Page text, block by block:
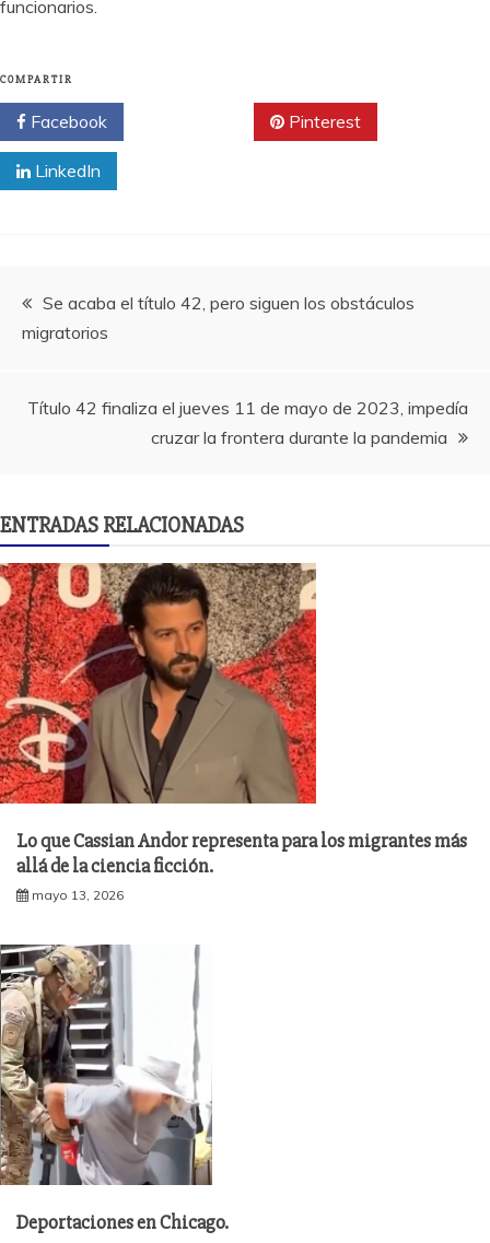
funcionarios.
COMPARTIR
Facebook Pinterest
LinkedIn
Navegación
de
entradas
Se acaba el título 42, pero siguen los obstáculos
migratorios
Título 42 finaliza el jueves 11 de mayo de 2023, impedía
cruzar la frontera durante la pandemia
ENTRADAS RELACIONADAS
Lo que Cassian Andor representa para los migrantes más
allá de la ciencia ficción.
mayo 13, 2026
Deportaciones en Chicago.